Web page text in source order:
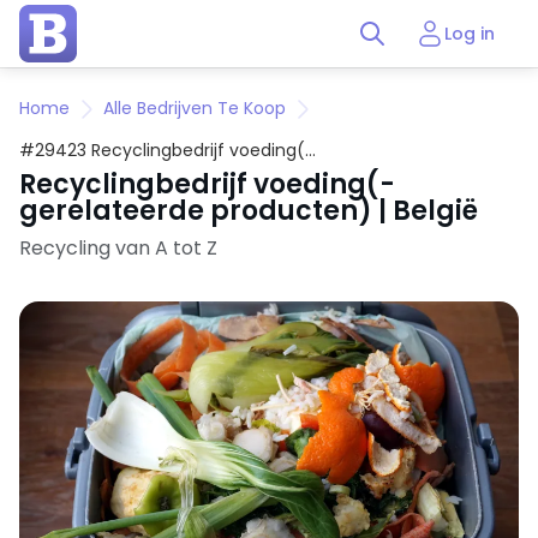
Log in
Home
Alle Bedrijven Te Koop
#29423 Recyclingbedrijf voeding(-
gerelateerde producten) | België
Recyclingbedrijf voeding(-
gerelateerde producten) | België
Recycling van A tot Z